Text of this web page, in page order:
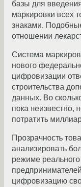
базы для
маркировки всех
знаками.
отношении
Система
нового
цифровизации
строительства
данных. Во
пока неизвестно,
потратить
Прозрачность
анализировать
режиме
цифровизацию